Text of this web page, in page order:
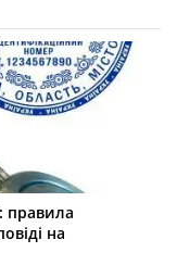
правила
на